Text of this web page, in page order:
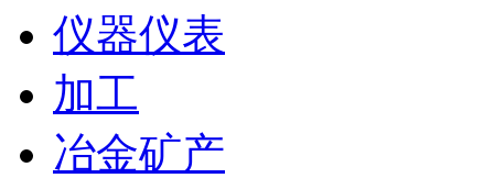
仪器仪表
加工
冶金矿产